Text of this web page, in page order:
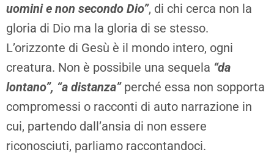
uomini e non secondo Dio”, di chi cerca non la
gloria di Dio ma la gloria di se stesso.
L’orizzonte di Gesù è il mondo intero, ogni
creatura. Non è possibile una sequela “da
lontano”, “a distanza” perché essa non sopporta
compromessi o racconti di auto narrazione in
cui, partendo dall’ansia di non essere
riconosciuti, parliamo raccontandoci.